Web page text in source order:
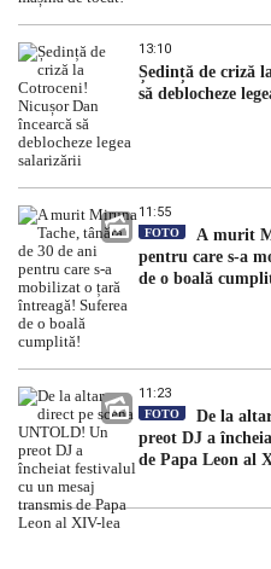
13:10
Ședință de criză
să deblocheze
11:55
FOTO
A murit
pentru care s-a
de o boală
11:23
FOTO
De la
preot DJ a
de Papa Leon al